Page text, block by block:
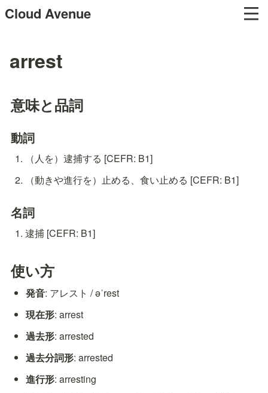
Cloud Avenue
arrest
意味と品詞
動詞
（人を）逮捕する [CEFR: B1]
（動きや進行を）止める、食い止める [CEFR: B1]
名詞
逮捕 [CEFR: B1]
使い方
発音: アレスト / əˈrest
現在形: arrest
過去形: arrested
過去分詞形: arrested
進行形: arresting